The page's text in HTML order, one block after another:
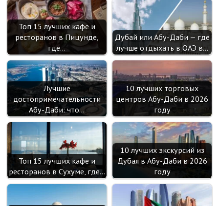
Топ 15 лучших кафе и
ресторанов в Пицунде,
где…
Дубай или Абу-Даби — где
лучше отдыхать в ОАЭ в…
Лучшие
достопримечательности
Абу-Даби: что…
10 лучших торговых
центров Абу-Даби в 2026
году
Топ 15 лучших кафе и
ресторанов в Сухуме, где…
10 лучших экскурсий из
Дубая в Абу-Даби в 2026
году